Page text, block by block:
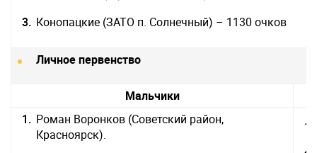
Конопацкие (ЗАТО п. Солнечный) – 1130 очков
Личное первенство
Мальчики
Роман Воронков (Советский район,
Красноярск).